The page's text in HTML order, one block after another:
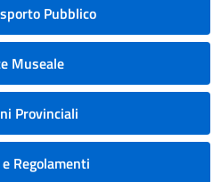
Pubblico
Museale
Provinciali
Regolamenti